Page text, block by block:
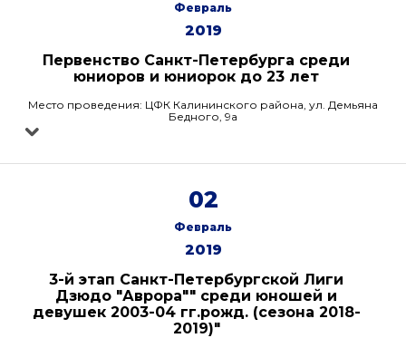
Февраль
2019
Первенство Санкт-Петербурга среди
юниоров и юниорок до 23 лет
Место проведения: ЦФК Калининского района, ул. Демьяна
Бедного, 9а
02
Февраль
2019
3-й этап Санкт-Петербургской Лиги
Дзюдо "Аврора"" среди юношей и
девушек 2003-04 гг.рожд. (сезона 2018-
2019)"